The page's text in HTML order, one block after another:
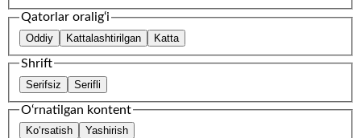
Qatorlar oralig‘i
Oddiy Kattalashtirilgan Katta
Shrift
Serifsiz Serifli
O‘rnatilgan kontent
Ko‘rsatish Yashirish